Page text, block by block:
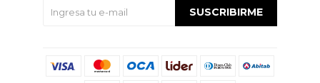
SUSCRIBIRME